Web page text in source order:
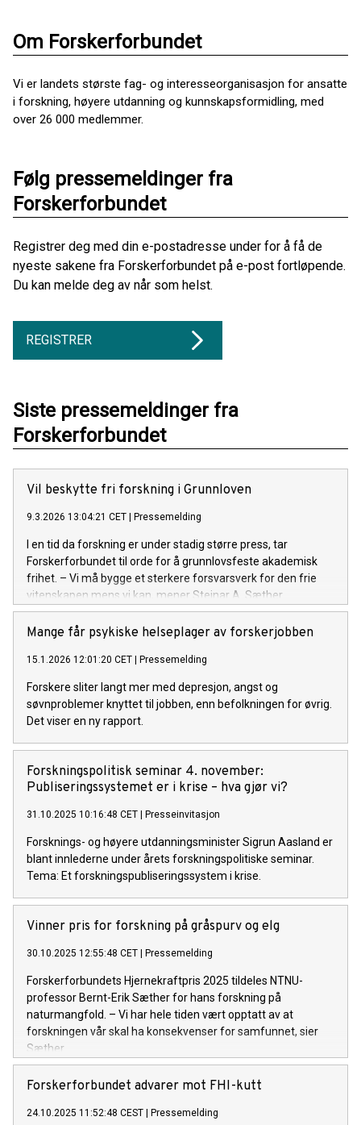
Om Forskerforbundet
Vi er landets største fag- og interesseorganisasjon for ansatte
i forskning, høyere utdanning og kunnskapsformidling, med
over 26 000 medlemmer.
Følg pressemeldinger fra
Forskerforbundet
Registrer deg med din e-postadresse under for å få de
nyeste sakene fra Forskerforbundet på e-post fortløpende.
Du kan melde deg av når som helst.
REGISTRER
Siste pressemeldinger fra
Forskerforbundet
Vil beskytte fri forskning i Grunnloven
9.3.2026 13:04:21 CET Pressemelding
I en tid da forskning er under stadig større press, tar
Forskerforbundet til orde for å grunnlovsfeste akademisk
frihet. – Vi må bygge et sterkere forsvarsverk for den frie
vitenskapen mens vi kan, mener Steinar A. Sæther.
Mange får psykiske helseplager av forskerjobben
15.1.2026 12:01:20 CET Pressemelding
Forskere sliter langt mer med depresjon, angst og
søvnproblemer knyttet til jobben, enn befolkningen for øvrig.
Det viser en ny rapport.
Forskningspolitisk seminar 4. november:
Publiseringssystemet er i krise – hva gjør vi?
31.10.2025 10:16:48 CET Presseinvitasjon
Forsknings- og høyere utdanningsminister Sigrun Aasland er
blant innlederne under årets forskningspolitiske seminar.
Tema: Et forskningspubliseringssystem i krise.
Vinner pris for forskning på gråspurv og elg
30.10.2025 12:55:48 CET Pressemelding
Forskerforbundets Hjernekraftpris 2025 tildeles NTNU-
professor Bernt-Erik Sæther for hans forskning på
naturmangfold. – Vi har hele tiden vært opptatt av at
forskningen vår skal ha konsekvenser for samfunnet, sier
Sæther.
Forskerforbundet advarer mot FHI-kutt
24.10.2025 11:52:48 CEST Pressemelding